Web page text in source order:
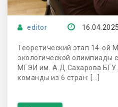
editor 16.04.2025
Теоретический этап 14-ой
экологической олимпиады
МГЭИ им. А.Д.Сахарова
команды из 6 стран: […]